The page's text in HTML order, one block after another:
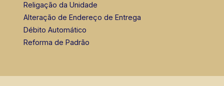
Religação da Unidade
Alteração de Endereço de Entrega
Débito Automático
Reforma de Padrão